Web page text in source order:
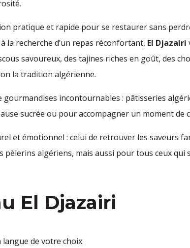
pratique et rapide pour se restaurer sans
la recherche d’un repas réconfortant, El Djazairi
savoureux, des tajines riches en goût, des
la tradition algérienne.
incontournables : pâtisseries
sucrée ou pour accompagner un moment de
et émotionnel : celui de retrouver les saveurs
pèlerins algériens, mais aussi pour tous ceux
El Djazairi
langue de votre choix